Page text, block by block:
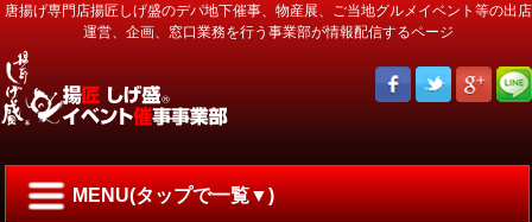
唐揚げ専門店揚匠しげ盛のデパ地下催事、物産展、ご当地グルメイベント等の出店
運営、企画、窓口業務を行う事業部が情報配信するページ
MENU(タップで一覧▼)